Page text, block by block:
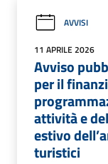
AVVISI
11 APRILE 2026
Avviso
per il
attività e
estivo
turistici